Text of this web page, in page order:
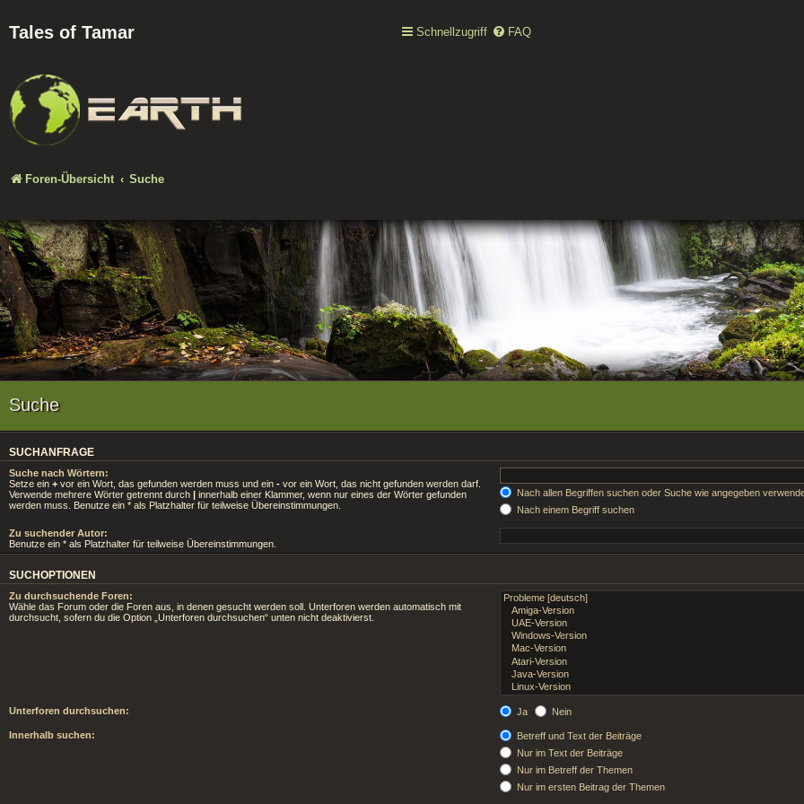
Tales of Tamar Schnellzugriff FAQ
Foren-Übersicht Suche
Suche
SUCHANFRAGE
Suche nach Wörtern:
Setze ein + vor ein Wort, das gefunden werden muss und ein - vor ein Wort, das nicht gefunden werden darf.
Verwende mehrere Wörter getrennt durch | innerhalb einer Klammer, wenn nur eines der Wörter gefunden
werden muss. Benutze ein * als Platzhalter für teilweise Übereinstimmungen.
Nach allen Begriffen suchen oder Suche wie angegeben
Nach einem Begriff suchen
Zu suchender Autor:
Benutze ein * als Platzhalter für teilweise Übereinstimmungen.
SUCHOPTIONEN
Zu durchsuchende Foren:
Wähle das Forum oder die Foren aus, in denen gesucht werden soll. Unterforen werden automatisch mit
durchsucht, sofern du die Option „Unterforen durchsuchen“ unten nicht deaktivierst.
Unterforen durchsuchen: Ja Nein
Innerhalb suchen:
Betreff und Text der Beiträge
Nur im Text der Beiträge
Nur im Betreff der Themen
Nur im ersten Beitrag der Themen